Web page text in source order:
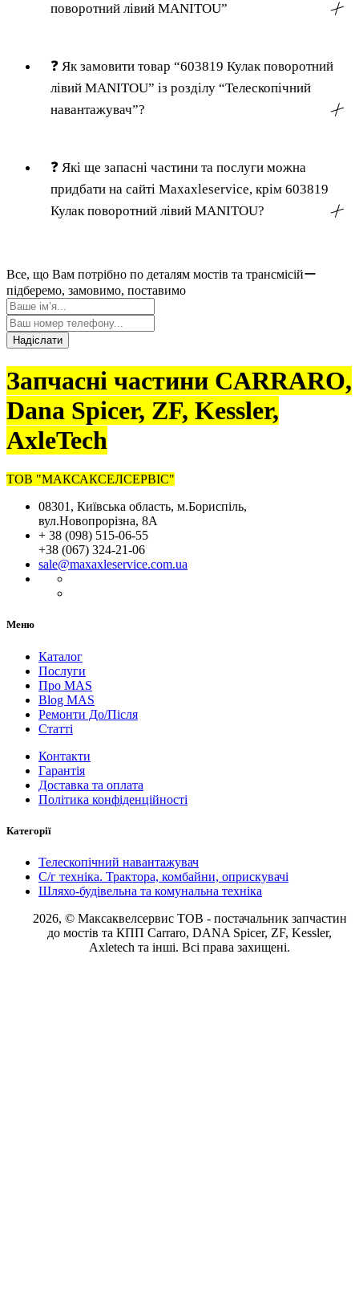
поворотний лівий MANITOU”
╳
❓ Як замовити товар “603819 Кулак поворотний
лівий MANITOU” із розділу “Телескопічний
навантажувач”?
╳
❓ Які ще запасні частини та послуги можна
придбати на сайті Maxaxleservice, крім 603819
Кулак поворотний лівий MANITOU?
╳
Все, що Вам потрібно по деталям мостів та трансмісійー
підберемо, замовимо, поставимо
Надіслати
Запчасні частини CARRARO,
Dana Spicer, ZF, Kessler,
AxleTech
ТОВ "МАКСАКСЕЛСЕРВІС"
08301, Київська область, м.Бориспіль,
вул.Новопрорізна, 8А
+ 38 (098) 515-06-55
+38 (067) 324-21-06
sale@maxaxleservice.com.ua
Меню
Каталог
Послуги
Про MAS
Blog MAS
Ремонти До/Після
Статті
Контакти
Гарантія
Доставка та оплата
Політика конфіденційності
Категорії
Телескопічний навантажувач
С/г техніка. Трактора, комбайни, оприскувачі
Шляхо-будівельна та комунальна техніка
2026, © Максаквелсервис ТОВ - постачальник запчастин
до мостів та КПП Carraro, DANA Spicer, ZF, Kessler,
Axletech та інші. Всі права захищені.